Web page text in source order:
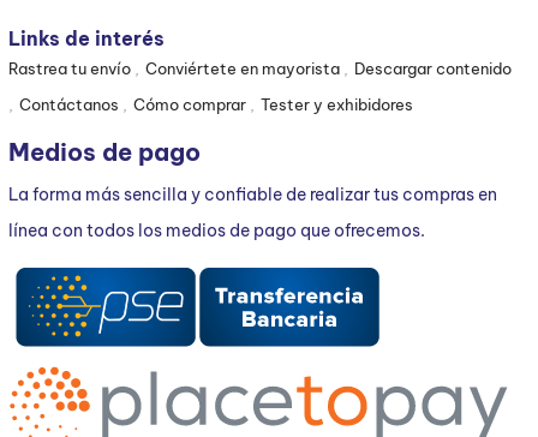
Links de interés
Rastrea tu envío Conviértete en mayorista
Descargar contenido
Contáctanos
Cómo comprar Tester y exhibidores
Medios de pago
La forma más sencilla y confiable de realizar tus compras en
línea con todos los medios de pago que ofrecemos.